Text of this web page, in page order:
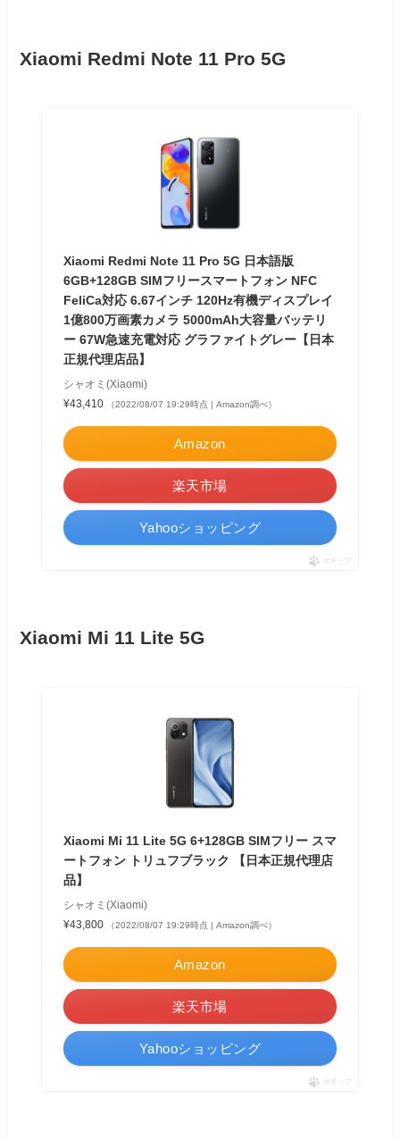
Xiaomi Redmi Note 11 Pro 5G
Xiaomi Redmi Note 11 Pro 5G 日本語版
6GB+128GB SIMフリースマートフォン NFC
FeliCa対応 6.67インチ 120Hz有機ディスプレイ
1億800万画素カメラ 5000mAh大容量バッテリ
ー 67W急速充電対応 グラファイトグレー【日本
正規代理店品】
シャオミ(Xiaomi)
¥43,410
（2022/08/07 19:29時点 | Amazon調べ）
Amazon
楽天市場
Yahooショッピング
ポチップ
Xiaomi Mi 11 Lite 5G
Xiaomi Mi 11 Lite 5G 6+128GB SIMフリー スマ
ートフォン トリュフブラック 【日本正規代理店
品】
シャオミ(Xiaomi)
¥43,800
（2022/08/07 19:29時点 | Amazon調べ）
Amazon
楽天市場
Yahooショッピング
ポチップ